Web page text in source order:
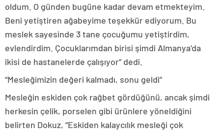
oldum. O günden bugüne kadar devam etmekteyim.
Beni yetiştiren ağabeyime teşekkür ediyorum. Bu
meslek sayesinde 3 tane çocuğumu yetiştirdim,
evlendirdim. Çocuklarımdan birisi şimdi Almanya’da
ikisi de hastanelerde çalışıyor” dedi.
“Mesleğimizin değeri kalmadı, sonu geldi”
Mesleğin eskiden çok rağbet gördüğünü, ancak şimdi
herkesin çelik, porselen gibi ürünlere yöneldiğini
belirten Dokuz, “Eskiden kalaycılık mesleği çok